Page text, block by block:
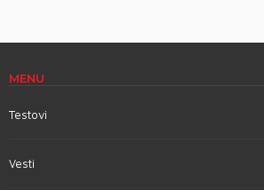
MENU
Testovi
Vesti